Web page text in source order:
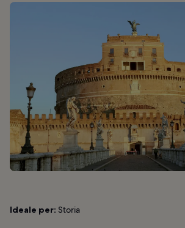
Ideale per: Storia